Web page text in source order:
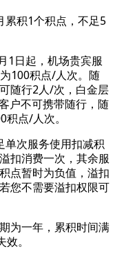
累积1个积点，不足5
1日起，机场贵宾服
100积点/人次。随
随行2人/次，白金层
户不可携带随行，随
点/人次。
单次服务使用扣减积
扣消费一次，其余服
点暂时为负值，溢扣
您不需要溢扣权限可
为一年，累积时间满
。